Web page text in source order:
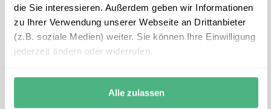
die Sie interessieren. Außerdem geben wir Informationen
zu Ihrer Verwendung unserer Webseite an Drittanbieter
(z.B. soziale Medien) weiter. Sie können Ihre Einwilligung
jederzeit ändern oder widerrufen.
Alle zulassen
Montag – Freitag: